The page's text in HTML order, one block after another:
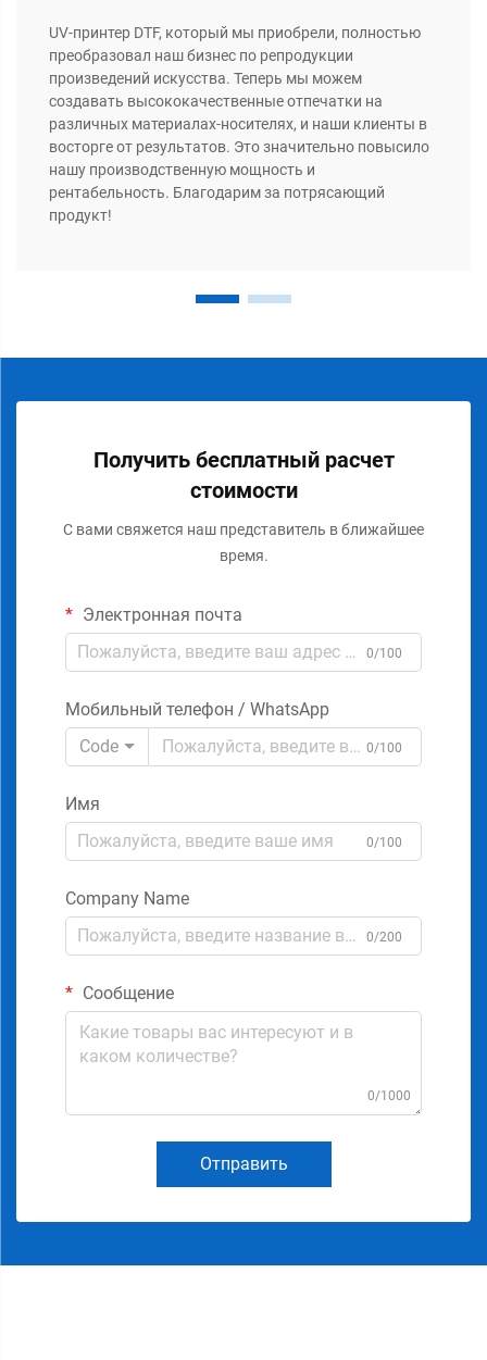
UV-принтер DTF, который мы приобрели, полностью
преобразовал наш бизнес по репродукции
произведений искусства. Теперь мы можем
создавать высококачественные отпечатки на
различных материалах-носителях, и наши клиенты в
восторге от результатов. Это значительно повысило
нашу производственную мощность и
рентабельность. Благодарим за потрясающий
продукт!
Получить бесплатный расчет
стоимости
С вами свяжется наш представитель в ближайшее
время.
Электронная почта
0/100
Мобильный телефон / WhatsApp
Code
0/100
Имя
0/100
Company Name
0/200
Сообщение
0/1000
Отправить